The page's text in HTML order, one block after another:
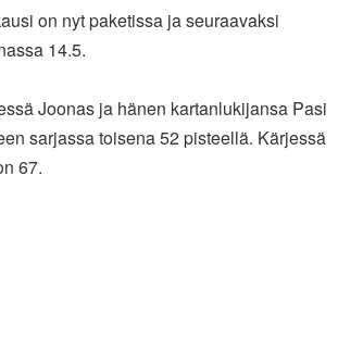
on nyt paketissa ja seuraavaksi
14.5.
Joonas ja hänen kartanlukijansa Pasi
sarjassa toisena 52 pisteellä. Kärjessä
67.